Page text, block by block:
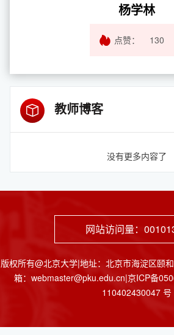
杨学林
点赞： 130
教师博客
没有更多内容了
网站访问量：
版权所有@北京大学|地址：北京市海淀区颐
箱：webmaster@pku.edu.cn|京ICP备
110402430047 号